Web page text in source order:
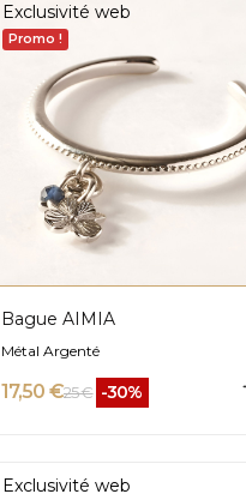
Exclusivité web
Promo !
Bague AIMIA
Métal Argenté
17,50 €25 € -30%
Exclusivité web